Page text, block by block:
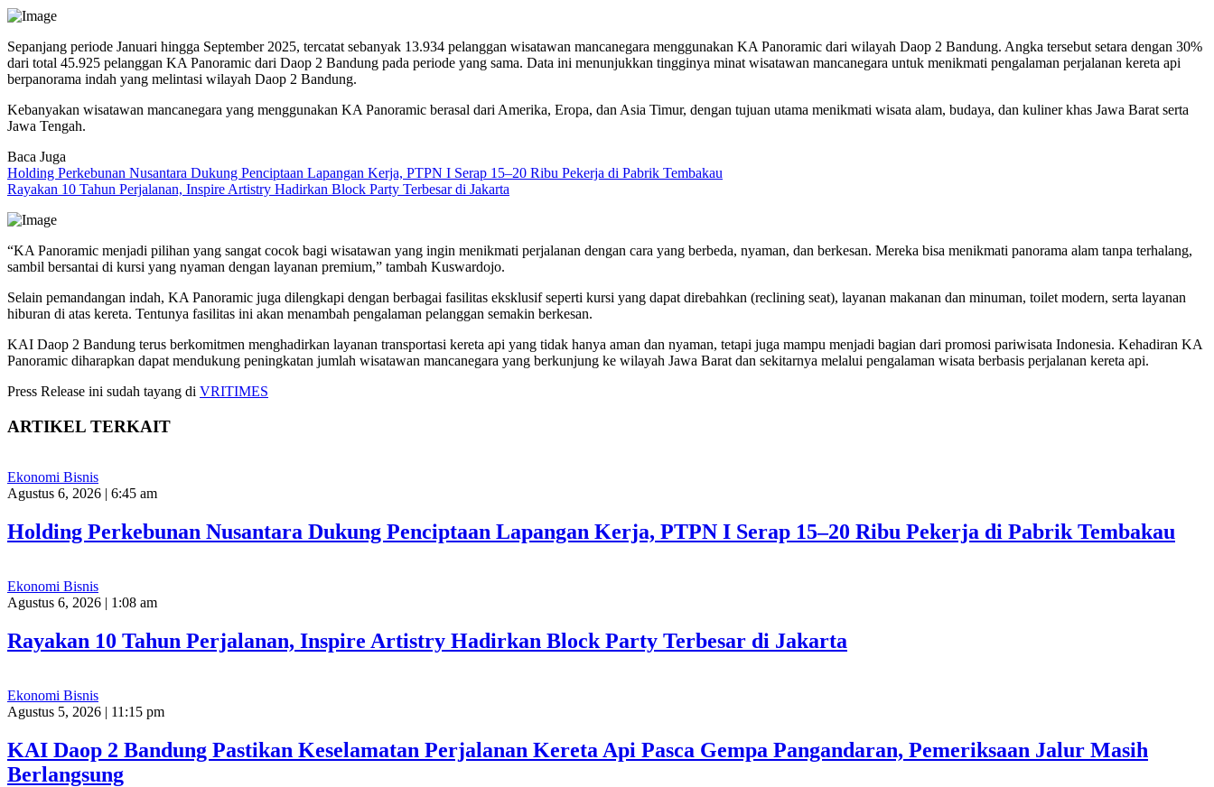
Sepanjang periode Januari hingga September 2025, tercatat sebanyak 13.934 pelanggan wisatawan mancanegara menggunakan KA Panoramic dari wilayah Daop 2 Bandung. Angka tersebut setara dengan 30%
dari total 45.925 pelanggan KA Panoramic dari Daop 2 Bandung pada periode yang sama. Data ini menunjukkan tingginya minat wisatawan mancanegara untuk menikmati pengalaman perjalanan kereta api
berpanorama indah yang melintasi wilayah Daop 2 Bandung.
Kebanyakan wisatawan mancanegara yang menggunakan KA Panoramic berasal dari Amerika, Eropa, dan Asia Timur, dengan tujuan utama menikmati wisata alam, budaya, dan kuliner khas Jawa Barat serta
Jawa Tengah.
Baca Juga
Holding Perkebunan Nusantara Dukung Penciptaan Lapangan Kerja, PTPN I Serap 15–20 Ribu Pekerja di Pabrik Tembakau
Rayakan 10 Tahun Perjalanan, Inspire Artistry Hadirkan Block Party Terbesar di Jakarta
“KA Panoramic menjadi pilihan yang sangat cocok bagi wisatawan yang ingin menikmati perjalanan dengan cara yang berbeda, nyaman, dan berkesan. Mereka bisa menikmati panorama alam tanpa terhalang,
sambil bersantai di kursi yang nyaman dengan layanan premium,” tambah Kuswardojo.
Selain pemandangan indah, KA Panoramic juga dilengkapi dengan berbagai fasilitas eksklusif seperti kursi yang dapat direbahkan (reclining seat), layanan makanan dan minuman, toilet modern, serta layanan
hiburan di atas kereta. Tentunya fasilitas ini akan menambah pengalaman pelanggan semakin berkesan.
KAI Daop 2 Bandung terus berkomitmen menghadirkan layanan transportasi kereta api yang tidak hanya aman dan nyaman, tetapi juga mampu menjadi bagian dari promosi pariwisata Indonesia. Kehadiran KA
Panoramic diharapkan dapat mendukung peningkatan jumlah wisatawan mancanegara yang berkunjung ke wilayah Jawa Barat dan sekitarnya melalui pengalaman wisata berbasis perjalanan kereta api.
Press Release ini sudah tayang di VRITIMES
ARTIKEL TERKAIT
Ekonomi Bisnis
Agustus 6, 2026 | 6:45 am
Holding Perkebunan Nusantara Dukung Penciptaan Lapangan Kerja, PTPN I Serap 15–20 Ribu Pekerja di Pabrik Tembakau
Ekonomi Bisnis
Agustus 6, 2026 | 1:08 am
Rayakan 10 Tahun Perjalanan, Inspire Artistry Hadirkan Block Party Terbesar di Jakarta
Ekonomi Bisnis
Agustus 5, 2026 | 11:15 pm
KAI Daop 2 Bandung Pastikan Keselamatan Perjalanan Kereta Api Pasca Gempa Pangandaran, Pemeriksaan Jalur Masih
Berlangsung